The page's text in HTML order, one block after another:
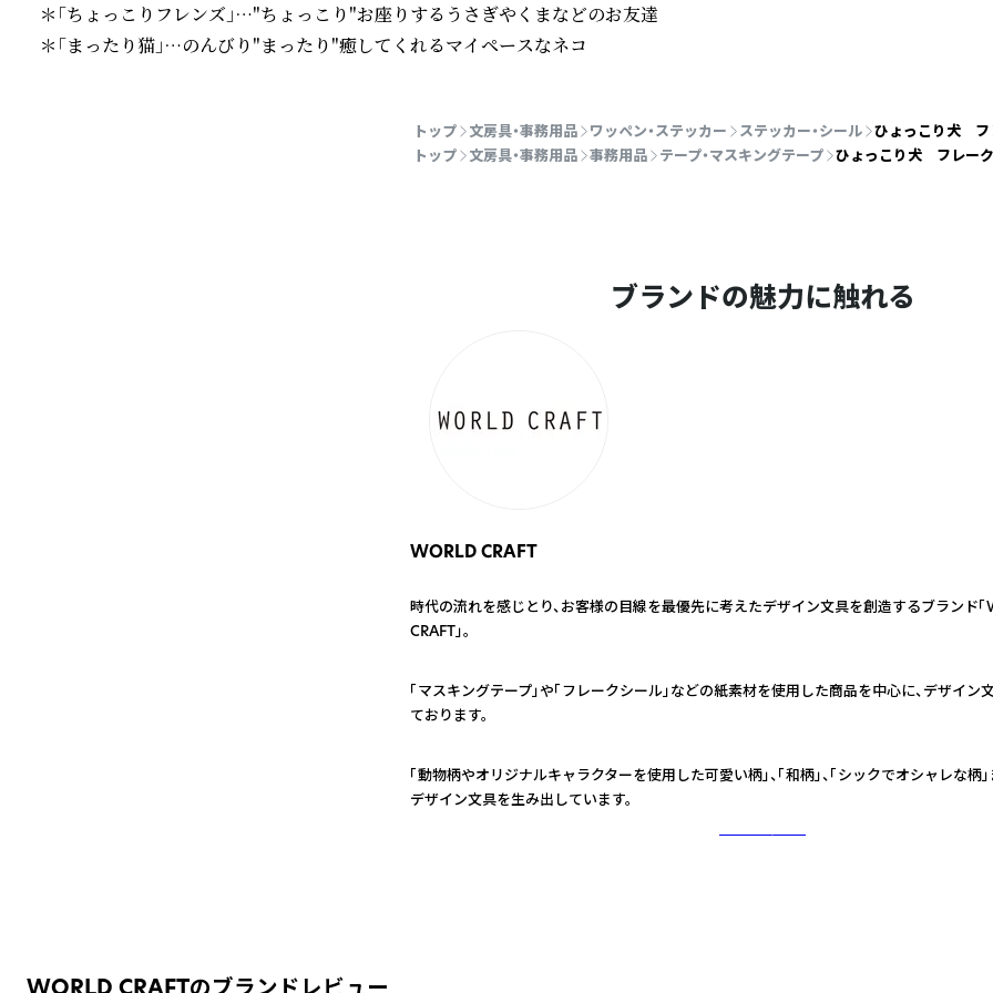
＊「ちょっこりフレンズ」…"ちょっこり"お座りするうさぎやくまなどのお友達
＊「まったり猫」…のんびり"まったり"癒してくれるマイペースなネコ
トップ 文房具・事務用品 ワッペン・ステッカー ステッカー・シール
ひょっこり犬 フ
トップ
文房具・事務用品 事務用品 テープ・マスキングテープ ひょっこり犬 フレー
ブランドの魅力に触れる
WORLD CRAFT
時代の流れを感じとり、お客様の目線を最優先に考えたデザイン文具を創造するブランド
CRAFT」。
「マスキングテープ」や「フレークシール」などの紙素材を使用した商品を中心に、デザイン
ております。
「動物柄やオリジナルキャラクターを使用した可愛い柄」、「和柄」、「シックでオシャレな柄
デザイン文具を生み出しています。
WORLD CRAFTのブランドレビュー